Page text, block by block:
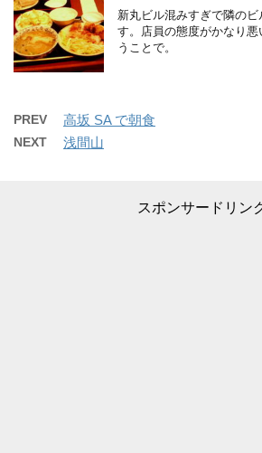
新丸ビル混みすぎで隣の
す。店員の態度がかなり
うことで。
PREV 高坂 SA で朝食
NEXT 浅間山
スポンサードリン